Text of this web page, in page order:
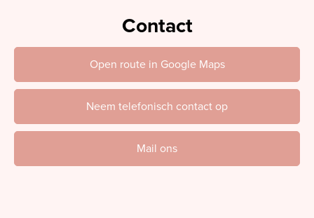
Contact
Open route in Google Maps
Neem telefonisch contact op
Mail ons